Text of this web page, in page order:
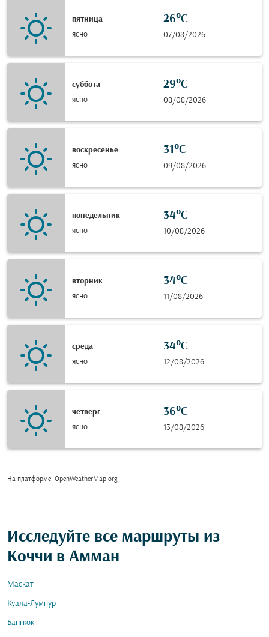
пятница
ясно
26°C
07/08/2026
суббота
ясно
29°C
08/08/2026
воскресенье
ясно
31°C
09/08/2026
понедельник
ясно
34°C
10/08/2026
вторник
ясно
34°C
11/08/2026
среда
ясно
34°C
12/08/2026
четверг
ясно
36°C
13/08/2026
На платформе: OpenWeatherMap.org
Исследуйте все маршруты из
Коччи в Амман
Маскат
Куала-Лумпур
Бангкок